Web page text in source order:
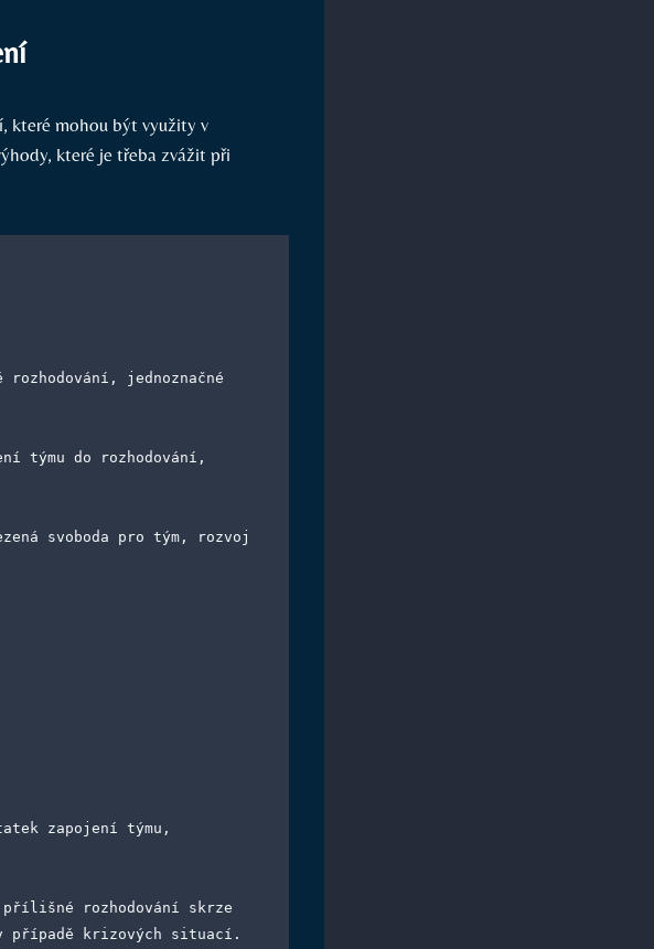
které mohou být využity v
které je třeba zvážit při
případě krizových situací.